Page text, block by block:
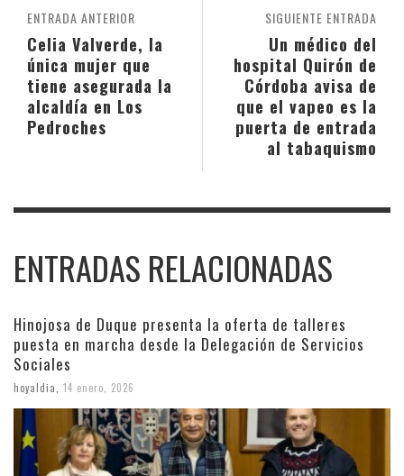
SIGUIENTE ENTRADA
Un médico del
hospital Quirón de
Córdoba avisa de
que el vapeo es la
puerta de entrada
al tabaquismo
ENTRADA ANTERIOR
Celia Valverde, la
única mujer que
tiene asegurada la
alcaldía en Los
Pedroches
ENTRADAS RELACIONADAS
Hinojosa de Duque presenta la oferta de talleres
puesta en marcha desde la Delegación de Servicios
Sociales
hoyaldia 14 enero, 2026